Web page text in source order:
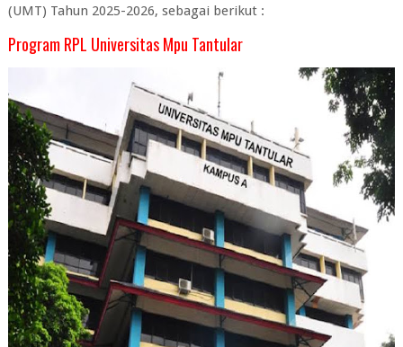
(UMT) Tahun 2025-2026, sebagai berikut :
Program RPL Universitas Mpu Tantular